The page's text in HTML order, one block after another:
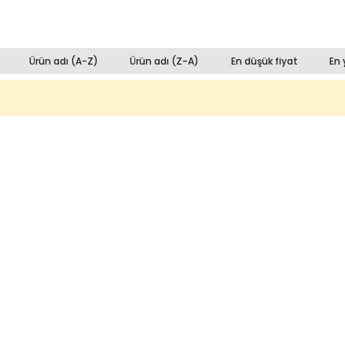
Ürün adı (A-Z) Ürün adı (Z-A) En düşük fiyat En